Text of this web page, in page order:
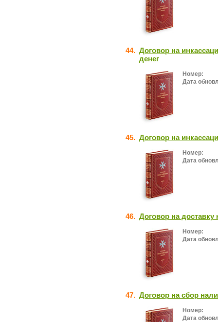
44. Договор на
денег
Номер:
Дата
45. Договор на
Номер:
Дата
46. Договор на
Номер:
Дата
47. Договор на сбор
Номер:
Дата